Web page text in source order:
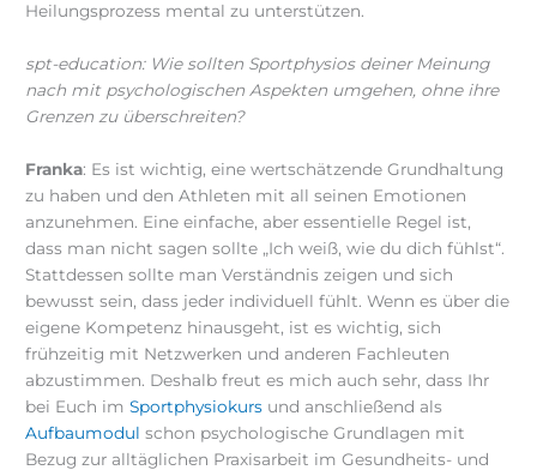
Heilungsprozess mental zu unterstützen.
spt-education: Wie sollten Sportphysios deiner Meinung
nach mit psychologischen Aspekten umgehen, ohne ihre
Grenzen zu überschreiten?
Franka: Es ist wichtig, eine wertschätzende Grundhaltung
zu haben und den Athleten mit all seinen Emotionen
anzunehmen. Eine einfache, aber essentielle Regel ist,
dass man nicht sagen sollte „Ich weiß, wie du dich fühlst“.
Stattdessen sollte man Verständnis zeigen und sich
bewusst sein, dass jeder individuell fühlt. Wenn es über die
eigene Kompetenz hinausgeht, ist es wichtig, sich
frühzeitig mit Netzwerken und anderen Fachleuten
abzustimmen. Deshalb freut es mich auch sehr, dass Ihr
bei Euch imSportphysiokurs und anschließend als
Aufbaumodul schon psychologische Grundlagen mit
Bezug zur alltäglichen Praxisarbeit im Gesundheits- und